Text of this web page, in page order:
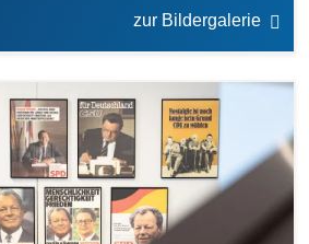
zur Bildergalerie